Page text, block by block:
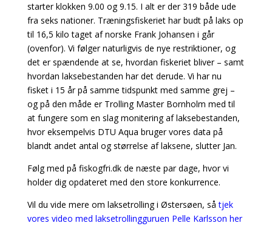
starter klokken 9.00 og 9.15. I alt er der 319 både ude
fra seks nationer. Træningsfiskeriet har budt på laks op
til 16,5 kilo taget af norske Frank Johansen i går
(ovenfor). Vi følger naturligvis de nye restriktioner, og
det er spændende at se, hvordan fiskeriet bliver – samt
hvordan laksebestanden har det derude. Vi har nu
fisket i 15 år på samme tidspunkt med samme grej –
og på den måde er Trolling Master Bornholm med til
at fungere som en slag monitering af laksebestanden,
hvor eksempelvis DTU Aqua bruger vores data på
blandt andet antal og størrelse af laksene, slutter Jan.
Følg med på fiskogfri.dk de næste par dage, hvor vi
holder dig opdateret med den store konkurrence.
Vil du vide mere om laksetrolling i Østersøen, såtjek
vores video med laksetrollingguruen Pelle Karlsson her